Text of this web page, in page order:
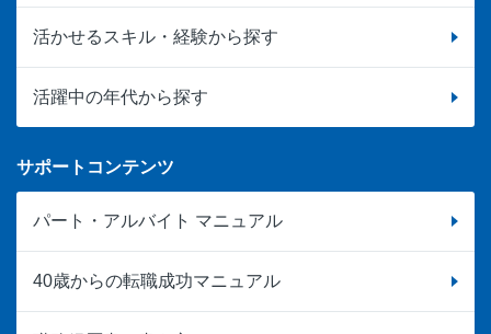
活かせるスキル・経験から探す
活躍中の年代から探す
サポートコンテンツ
パート・アルバイト マニュアル
40歳からの転職成功マニュアル